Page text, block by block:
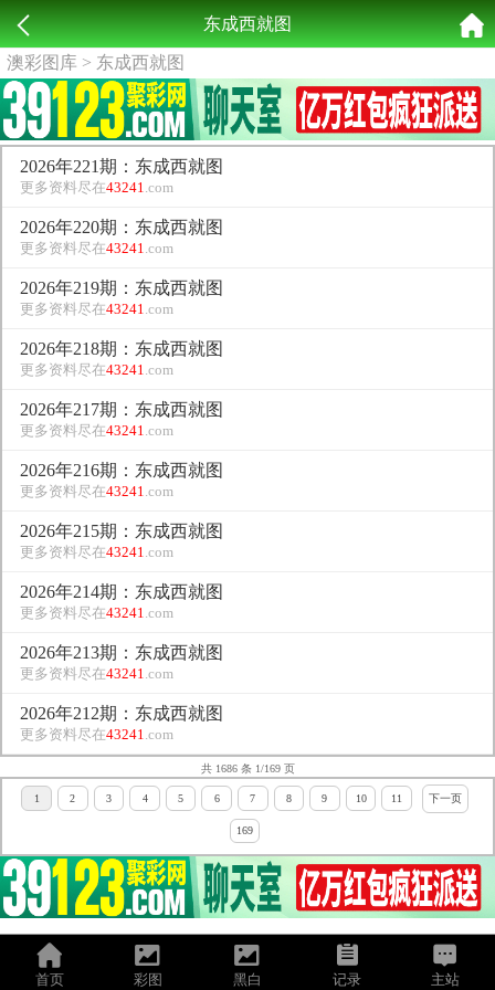
首页 彩图 黑白 记录 主站
东成西就图
澳彩图库 > 东成西就图
2026年221期：东成西就图
更多资料尽在43241.com
2026年220期：东成西就图
更多资料尽在43241.com
2026年219期：东成西就图
更多资料尽在43241.com
2026年218期：东成西就图
更多资料尽在43241.com
2026年217期：东成西就图
更多资料尽在43241.com
2026年216期：东成西就图
更多资料尽在43241.com
2026年215期：东成西就图
更多资料尽在43241.com
2026年214期：东成西就图
更多资料尽在43241.com
2026年213期：东成西就图
更多资料尽在43241.com
2026年212期：东成西就图
更多资料尽在43241.com
共 1686 条 1/169 页
1 2 3 4 5 6 7 8 9 10 11 下一页
169